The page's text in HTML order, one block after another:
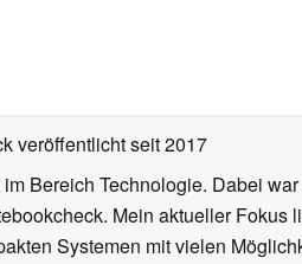
veröffentlichtseit 2017
Bereich Technologie. Dabei
Mein aktueller Fokus
Systemen mit vielen